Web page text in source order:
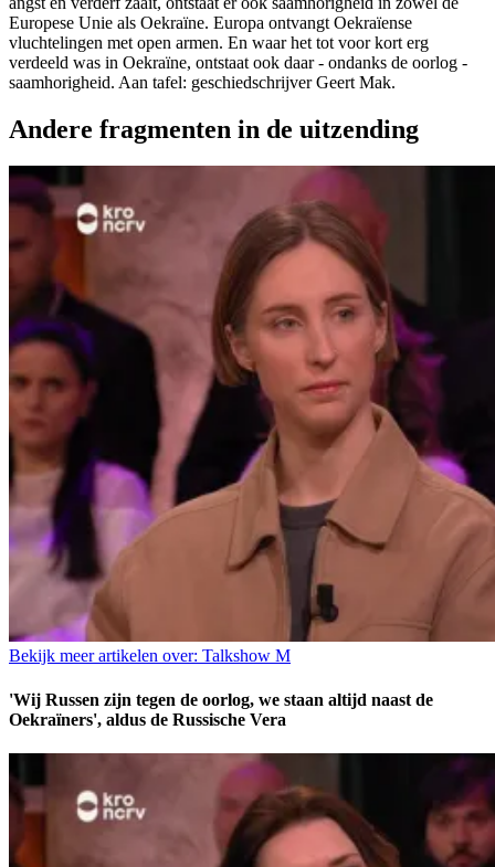
Europese Unie als Oekraïne. Europa ontvangt Oekraïense
vluchtelingen met open armen. En waar het tot voor kort erg
verdeeld was in Oekraïne, ontstaat ook daar - ondanks de oorlog -
saamhorigheid. Aan tafel: geschiedschrijver Geert Mak.
Andere fragmenten in de uitzending
Bekijk meer artikelen over: Talkshow M
'Wij Russen zijn tegen de oorlog, we staan altijd naast de
Oekraïners', aldus de Russische Vera